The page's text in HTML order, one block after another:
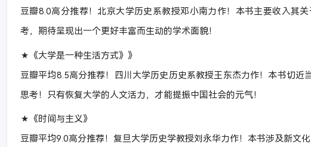
豆瓣8.0高分推荐！北京大学历史系教授邓小南力作！本书主要收入其
考，期待呈现出一个更好丰富而生动的学术面貌！
★《大学是一种生活方式》》
豆瓣平均8.5高分推荐！四川大学历史历史系教授王东杰力作！本书切
思考！只有恢复大学的人文活力，才能提振中国社会的元气！
★《时间与主义》
豆瓣平均9.0高分推荐！复旦大学历史学教授刘永华力作！本书涉及新文